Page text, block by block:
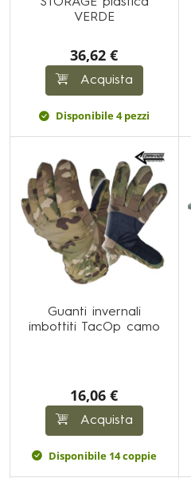
VERDE
36,62 €
Acquista
Disponibile 4 pezzi
Guanti invernali
imbottiti TacOp camo
16,06 €
Acquista
Disponibile 14 coppie